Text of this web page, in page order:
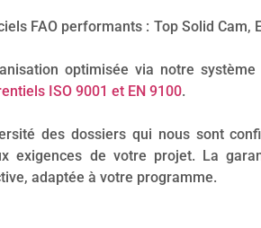
FAO performants : Top Solid Cam,
optimisée via notre système
ISO 9001 et EN 9100.
des dossiers qui nous sont
exigences de votre projet. La
adaptée à votre programme.